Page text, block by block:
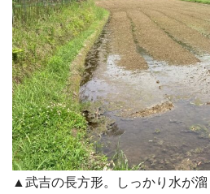
▲武吉の長方形。しっかり水が